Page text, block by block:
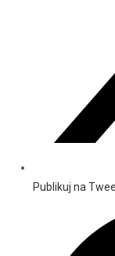
Publikuj na